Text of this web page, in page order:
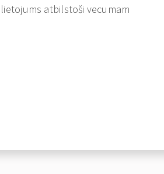
atbilstoši vecumam